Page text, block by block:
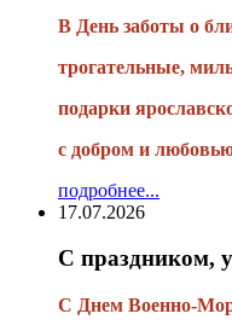
В День заботы о
трогательные,
подарки
с добром и
подробнее...
17.07.2026
С праздником,
С Днем Военно-